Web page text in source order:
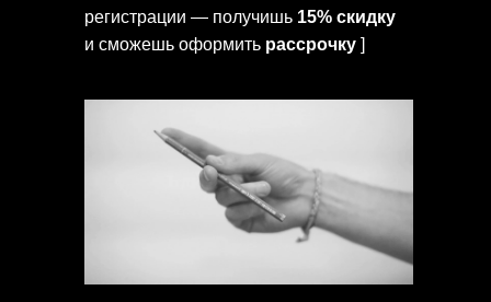
регистрации — получишь 15% скидку
и сможешь оформить рассрочку ]